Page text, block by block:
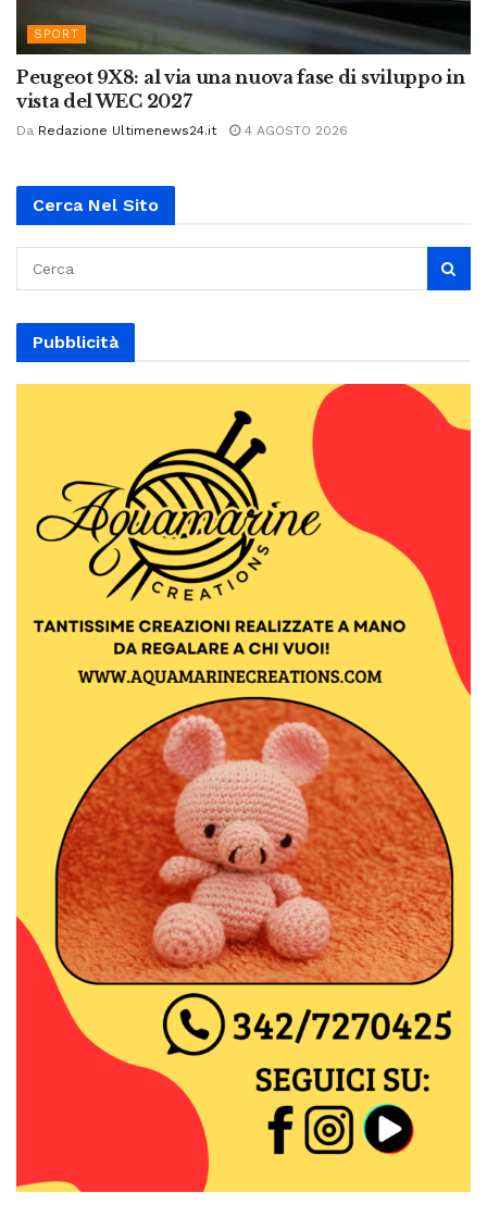
SPORT
Peugeot 9X8: al via una nuova fase di sviluppo in
vista del WEC 2027
Da Redazione Ultimenews24.it 4 AGOSTO 2026
Cerca Nel Sito
Pubblicità